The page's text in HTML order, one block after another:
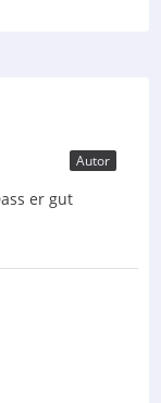
Autor
er gut